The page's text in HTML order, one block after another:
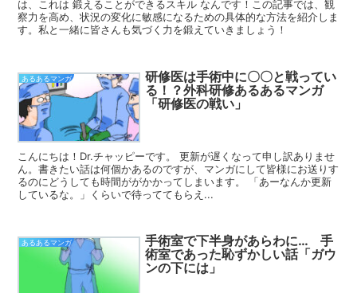
は、これは 鍛えることができるスキル なんです！この記事では、観
察力を高め、状況の変化に敏感になるための具体的な方法を紹介しま
す。私と一緒に皆さんも気づく力を鍛えていきましょう！
あるあるマンガ
研修医は手術中に〇〇と戦ってい
る！？外科研修あるあるマンガ
「研修医の戦い」
こんにちは！Dr.チャッピーです。 更新が遅くなって申し訳ありませ
ん。書きたい話は何個かあるのですが、マンガにして皆様にお送りす
るのにどうしても時間ががかかってしまいます。 「あーなんか更新
しているな。」くらいで待っててもらえ...
あるあるマンガ
手術室で下半身があらわに… 手
術室であった恥ずかしい話「ガウ
ンの下には」